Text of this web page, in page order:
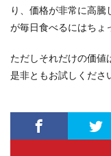
り、価格が非常に高騰
が毎日食べるにはちょ
ただしそれだけの価値
是非ともお試しくださ